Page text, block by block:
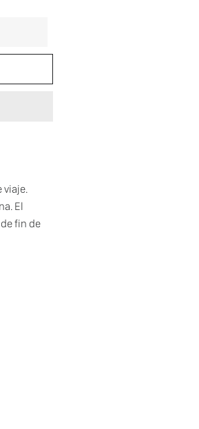
viaje.
El
fin de